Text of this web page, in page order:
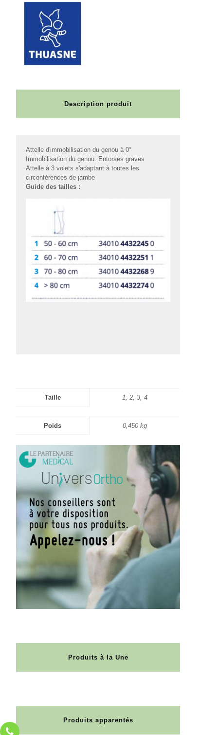
Description produit
Attelle d'immobilisation du genou à 0°
Immobilisation du genou. Entorses graves
Attelle à 3 volets s'adaptant à toutes les
circonférences de jambe
Guide des tailles :
Taille 1, 2, 3, 4
Poids 0,450 kg
Produits à la Une
Produits apparentés